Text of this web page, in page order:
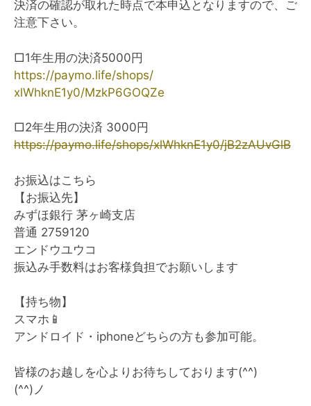
決済の確認が取れた時点で本申込となりますので、ご
注意下さい。
□1年生用の決済5000円
https://paymo.life/shops/
xlWhknE1y0/MzkP6GOQZe
□2年生用の決済 3000円
https://paymo.life/shops/xlWhknE1y0/jB2zAUvGlB
お振込はこちら
【お振込先】
みずほ銀行 茅ヶ崎支店
普通 ‪2759120‬
エンドウユウコ
振込み手数料はお客様負担でお願いします
【持ち物】
スマホ📱
アンドロイド・iphoneどちらの方も参加可能。
皆様のお越しを心よりお待ちしております(^^)
(^^)ノ